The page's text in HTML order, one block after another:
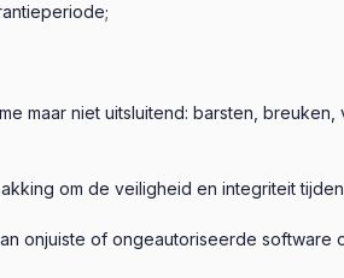
maar niet uitsluitend: barsten,
om de veiligheid en integriteit
onjuiste of ongeautoriseerde software